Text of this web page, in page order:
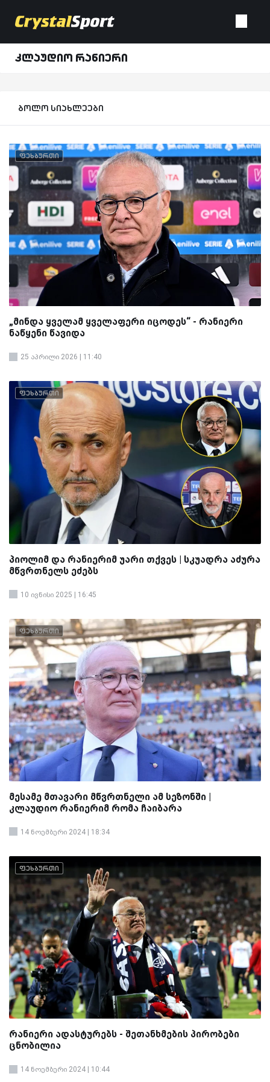
კლაუდიო რანიერი
ბოლო სიახლეები
ფეხბურთი
„მინდა ყველამ ყველაფერი იცოდეს“ - რანიერი
ნაწყენი წავიდა
25 აპრილი 2026 | 11:40
ფეხბურთი
პიოლიმ და რანიერიმ უარი თქვეს | სკუადრა აძურა
მწვრთნელს ეძებს
10 ივნისი 2025 | 16:45
ფეხბურთი
მესამე მთავარი მწვრთნელი ამ სეზონში |
კლაუდიო რანიერიმ რომა ჩაიბარა
14 ნოემბერი 2024 | 18:34
ფეხბურთი
რანიერი ადასტურებს - შეთანხმების პირობები
ცნობილია
14 ნოემბერი 2024 | 10:44